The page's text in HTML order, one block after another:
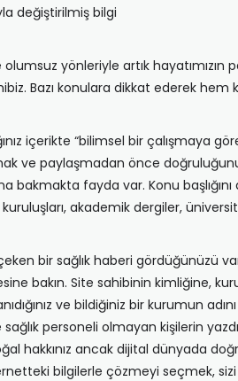
değiştirilmiş bilgi
yönleriyle artık
Bazı konulara dikkat ederek
içerikte “bilimsel bir çalışmaya
ve paylaşmadan önce
fayda var. Konu
kuruluşları, akademik dergiler,
bir sağlık haberi gördüğünüzü
bakın. Site sahibinin kimliğine,
ve bildiğiniz bir kurumun
personeli olmayan kişilerin
hakkınız ancak dijital dünyada
bilgilerle çözmeyi seçmek,